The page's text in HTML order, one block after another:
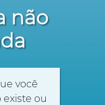
não
você
existe ou